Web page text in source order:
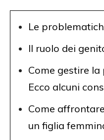
Le
Il ruolo dei
Come gestire la
Ecco alcuni
Come
un figlia